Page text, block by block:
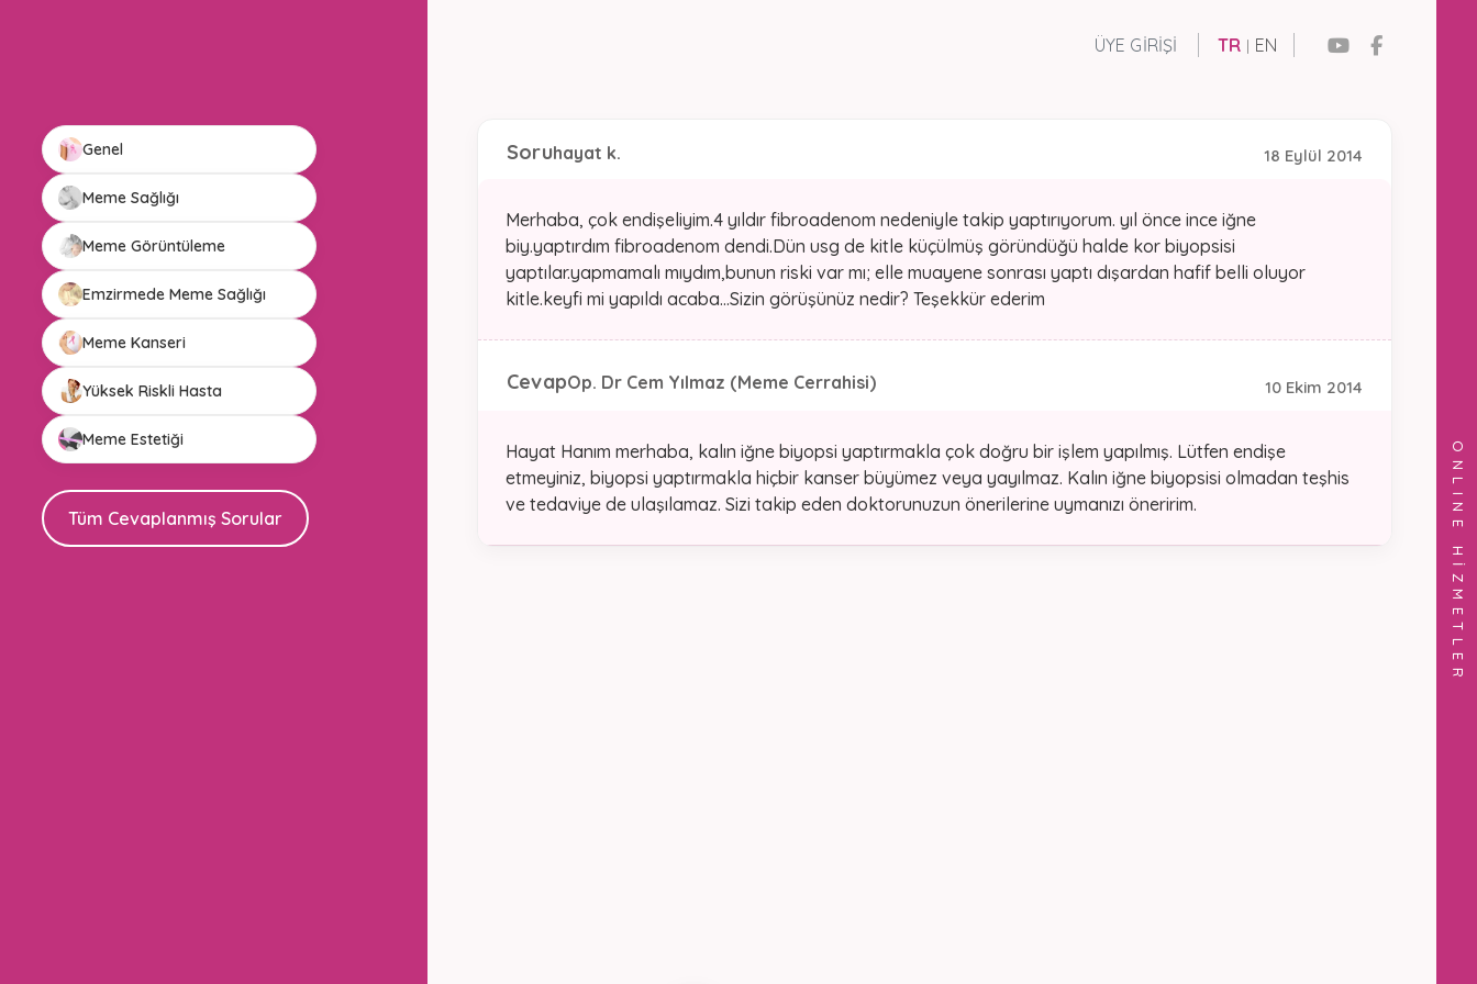
ÜYE GIRIŞI TR | EN
ONLINE HİZMETLER
Genel
Meme Sağlığı
Meme Görüntüleme
Emzirmede Meme Sağlığı
Meme Kanseri
Yüksek Riskli Hasta
Meme Estetiği
Tüm Cevaplanmış Sorular
18 Eylül 2014
Soruhayat k.
Merhaba, çok endişeliyim.4 yıldır fibroadenom nedeniyle takip yaptırıyorum. yıl önce ince iğne
biy.yaptırdım fibroadenom dendi.Dün usg de kitle küçülmüş göründüğü halde kor biyopsisi
yaptılar.yapmamalı mıydım,bunun riski var mı; elle muayene sonrası yaptı dışardan hafif belli oluyor
kitle.keyfi mi yapıldı acaba...Sizin görüşünüz nedir? Teşekkür ederim
10 Ekim 2014
CevapOp. Dr Cem Yılmaz (Meme Cerrahisi)
Hayat Hanım merhaba, kalın iğne biyopsi yaptırmakla çok doğru bir işlem yapılmış. Lütfen endişe
etmeyiniz, biyopsi yaptırmakla hiçbir kanser büyümez veya yayılmaz. Kalın iğne biyopsisi olmadan teşhis
ve tedaviye de ulaşılamaz. Sizi takip eden doktorunuzun önerilerine uymanızı öneririm.